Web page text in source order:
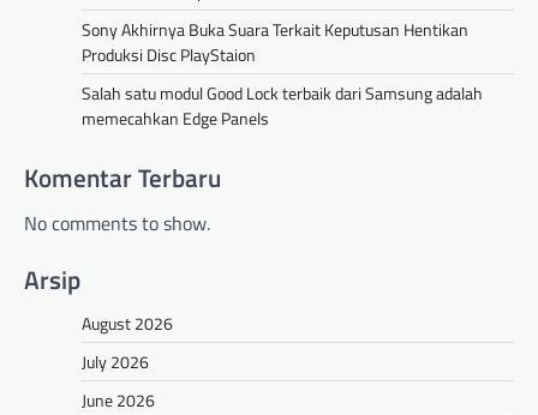
Sony Akhirnya Buka Suara Terkait Keputusan Hentikan
Produksi Disc PlayStaion
Salah satu modul Good Lock terbaik dari Samsung adalah
memecahkan Edge Panels
Komentar Terbaru
No comments to show.
Arsip
August 2026
July 2026
June 2026